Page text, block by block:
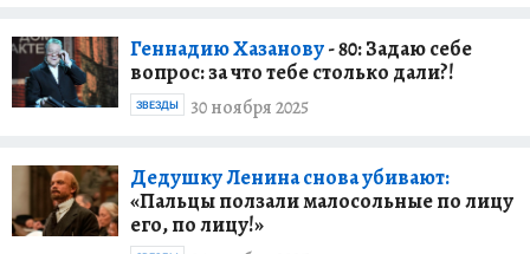
Геннадию Хазанову- 80: Задаю себе
вопрос: за что тебе столько дали?!
30 ноября 2025
ЗВЕЗДЫ
Дедушку Ленина снова убивают:
«Пальцы ползали малосольные по лицу
его, по лицу!»